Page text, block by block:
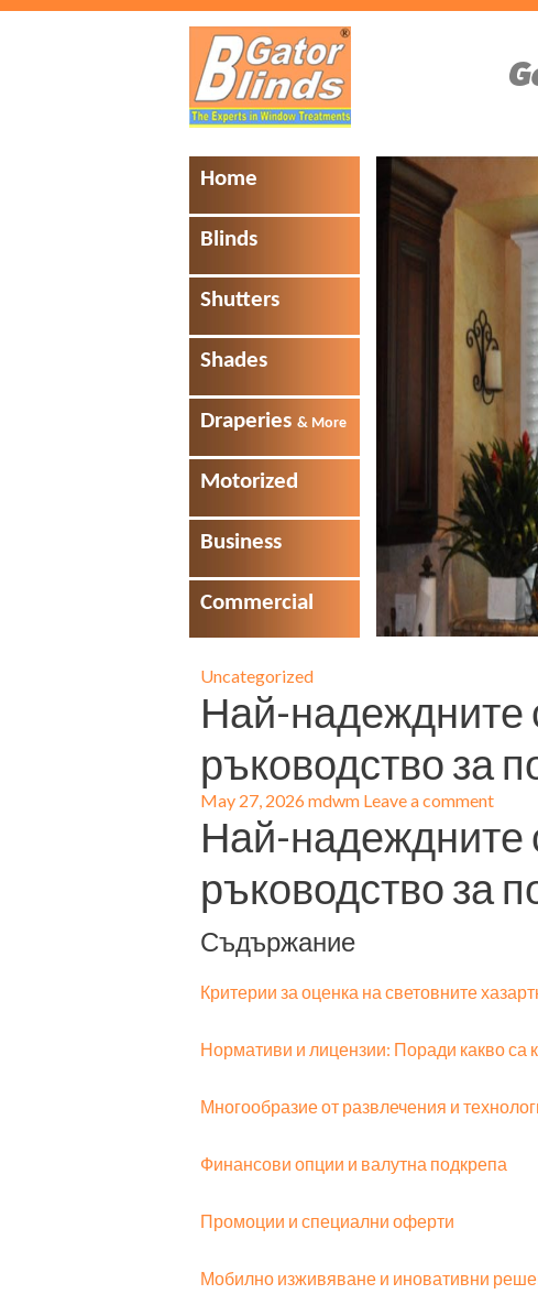
Home
Blinds
Shutters
Shades
Draperies & More
Motorized
Business
Commercial
Uncategorized
Най-надеждните
ръководство за
May 27, 2026mdwm Leave a comment
Най-надеждните
ръководство за
Съдържание
Критерии за оценка на световните
Нормативи и лицензии: Поради какво са
Многообразие от развлечения и
Финансови опции и валутна подкрепа
Промоции и специални оферти
Мобилно изживяване и иновативни